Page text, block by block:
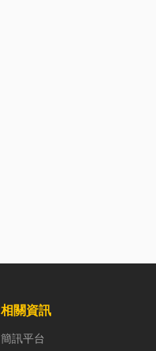
相關資訊
簡訊平台